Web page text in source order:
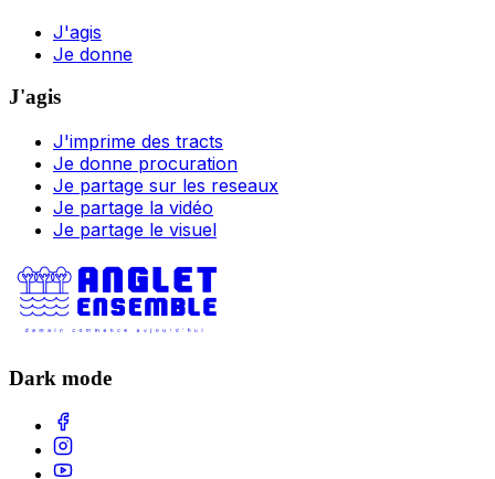
J'agis
Je donne
J'agis
J'imprime des tracts
Je donne procuration
Je partage sur les reseaux
Je partage la vidéo
Je partage le visuel
Dark mode